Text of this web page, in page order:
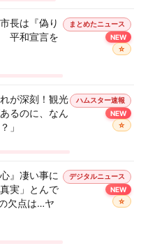
長は『偽り
平和宣言を
まとめたニュース
NEW
☆
が深刻！観光
るのに、なん
」
ハムスター速報
NEW
☆
』凄い事に
実」とんで
欠点は…ヤ
デジタルニュース
NEW
☆